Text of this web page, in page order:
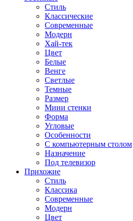
Стиль
Классические
Современные
Модерн
Хай-тек
Цвет
Белые
Венге
Светлые
Темные
Размер
Мини стенки
Форма
Угловые
Особенности
С компьютерным столом
Назначение
Под телевизор
Прихожие
Стиль
Классика
Современные
Модерн
Цвет